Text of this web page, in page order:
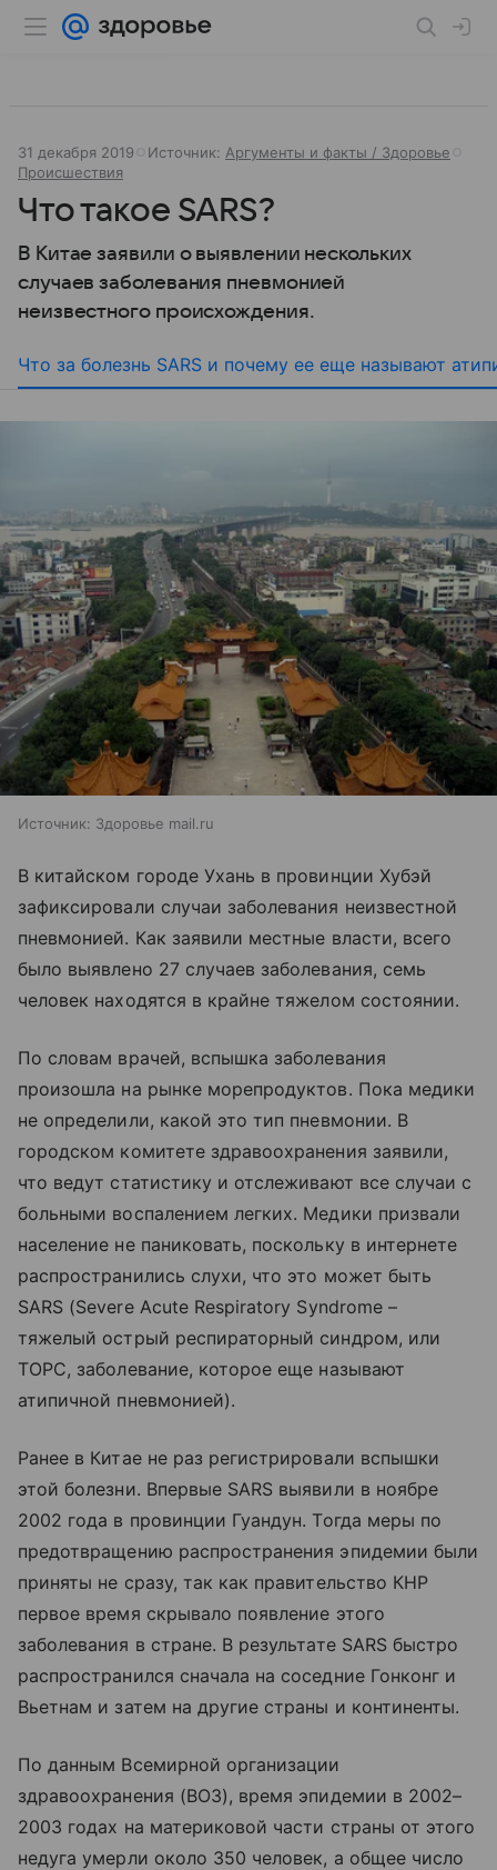
31 декабря 2019 Источник: Аргументы и факты / Здоровье
Происшествия
Что такое SARS?
В Китае заявили о выявлении нескольких
случаев заболевания пневмонией
неизвестного происхождения.
Что за болезнь SARS и почему ее еще называют
Источник: Здоровье mail.ru
В китайском городе Ухань в провинции Хубэй
зафиксировали случаи заболевания неизвестной
пневмонией. Как заявили местные власти, всего
было выявлено 27 случаев заболевания, семь
человек находятся в крайне тяжелом состоянии.
По словам врачей, вспышка заболевания
произошла на рынке морепродуктов. Пока медики
не определили, какой это тип пневмонии. В
городском комитете здравоохранения заявили,
что ведут статистику и отслеживают все случаи с
больными воспалением легких. Медики призвали
население не паниковать, поскольку в интернете
распространились слухи, что это может быть
SARS (Severe Acute Respiratory Syndrome –
тяжелый острый респираторный синдром, или
ТОРС, заболевание, которое еще называют
атипичной пневмонией).
Ранее в Китае не раз регистрировали вспышки
этой болезни. Впервые SARS выявили в ноябре
2002 года в провинции Гуандун. Тогда меры по
предотвращению распространения эпидемии были
приняты не сразу, так как правительство КНР
первое время скрывало появление этого
заболевания в стране. В результате SARS быстро
распространился сначала на соседние Гонконг и
Вьетнам и затем на другие страны и континенты.
По данным Всемирной организации
здравоохранения (ВОЗ), время эпидемии в 2002–
2003 годах на материковой части страны от этого
недуга умерли около 350 человек, а общее число